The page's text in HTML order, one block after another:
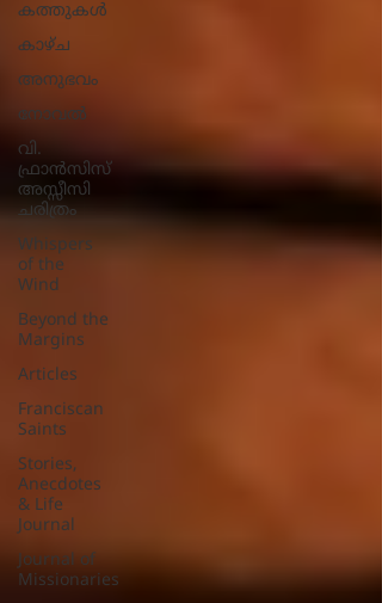
കത്തുകൾ
കാഴ്ച
അനുഭവം
നോവല്‍
വി.
ഫ്രാൻസിസ്
അസ്സീസി
ചരിത്രം
Whispers
of the
Wind
Beyond the
Margins
Articles
Franciscan
Saints
Stories,
Anecdotes
& Life
Journal
Journal of
Missionaries